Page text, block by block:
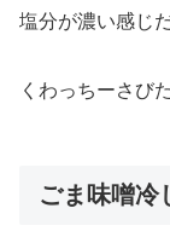
塩分が濃い感じ
くわっちーさび
ごま味噌冷